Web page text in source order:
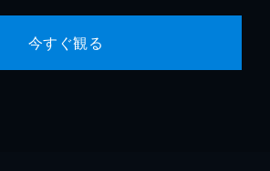
今すぐ観る